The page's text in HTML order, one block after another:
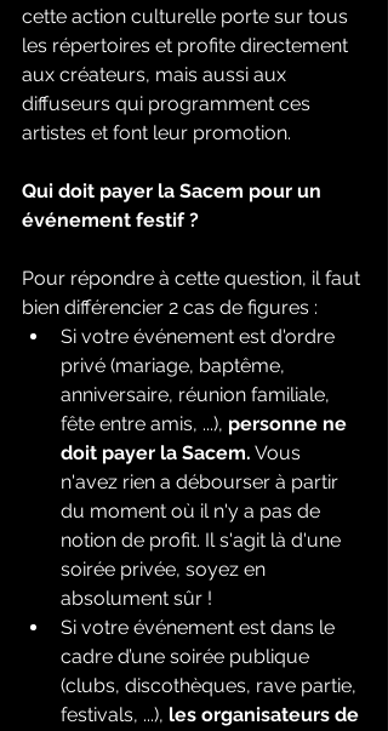
cette action culturelle porte sur tous
les répertoires et profite directement
aux créateurs, mais aussi aux
diffuseurs qui programment ces
artistes et font leur promotion.
Qui doit payer la Sacem pour un
événement festif ?
Pour répondre à cette question, il faut
bien différencier 2 cas de figures :
Si votre événement est d'ordre
privé (mariage, baptême,
anniversaire, réunion familiale,
fête entre amis, ...), personne ne
doit payer la Sacem. Vous
n'avez rien a débourser à partir
du moment où il n'y a pas de
notion de profit. Il s'agit là d'une
soirée privée, soyez en
absolument sûr !
Si votre événement est dans le
cadre d’une soirée publique
(clubs, discothèques, rave partie,
festivals, ...), les organisateurs de